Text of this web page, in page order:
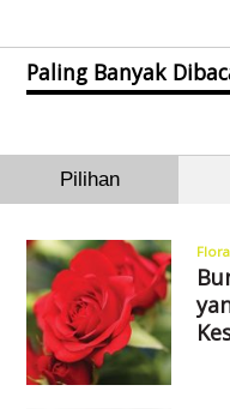
Paling Banyak
Pilihan
Flora